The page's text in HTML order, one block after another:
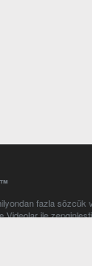
fazla sözcük
Videolar ile